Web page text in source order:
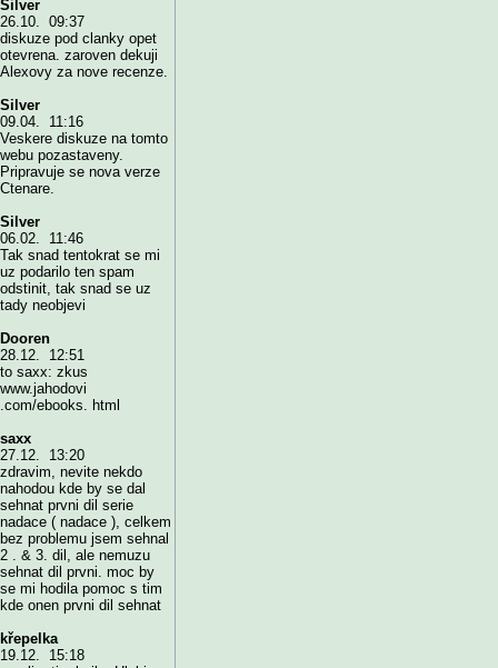
Silver
26.10. 09:37
diskuze pod clanky opet
otevrena. zaroven dekuji
Alexovy za nove recenze.
Silver
09.04. 11:16
Veskere diskuze na tomto
webu pozastaveny.
Pripravuje se nova verze
Ctenare.
Silver
06.02. 11:46
Tak snad tentokrat se mi
uz podarilo ten spam
odstinit, tak snad se uz
tady neobjevi
Dooren
28.12. 12:51
to saxx: zkus
www.jahodovi
.com/ebooks. html
saxx
27.12. 13:20
zdravim, nevite nekdo
nahodou kde by se dal
sehnat prvni dil serie
nadace ( nadace ), celkem
bez problemu jsem sehnal
2 . & 3. dil, ale nemuzu
sehnat dil prvni. moc by
se mi hodila pomoc s tim
kde onen prvni dil sehnat
křepelka
19.12. 15:18